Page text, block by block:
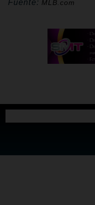
Fuente: MLB.com